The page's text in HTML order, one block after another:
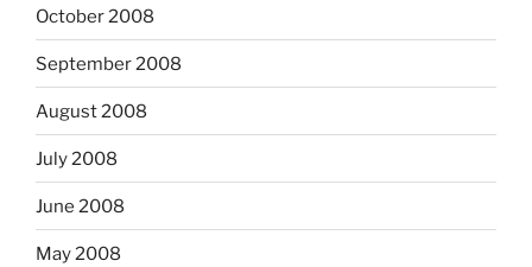
October 2008
September 2008
August 2008
July 2008
June 2008
May 2008